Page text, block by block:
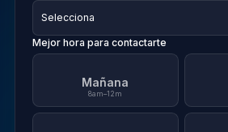
Mejor hora para contactarte
Mañana
8am–12m